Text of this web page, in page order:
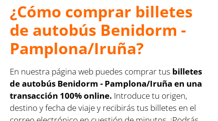
¿Cómo comprar billetes
de autobús Benidorm -
Pamplona/Iruña?
En nuestra página web puedes comprar tus billetes
de autobús Benidorm - Pamplona/Iruña en una
transacción 100% online. Introduce tu origen,
destino y fecha de viaje y recibirás tus billetes en el